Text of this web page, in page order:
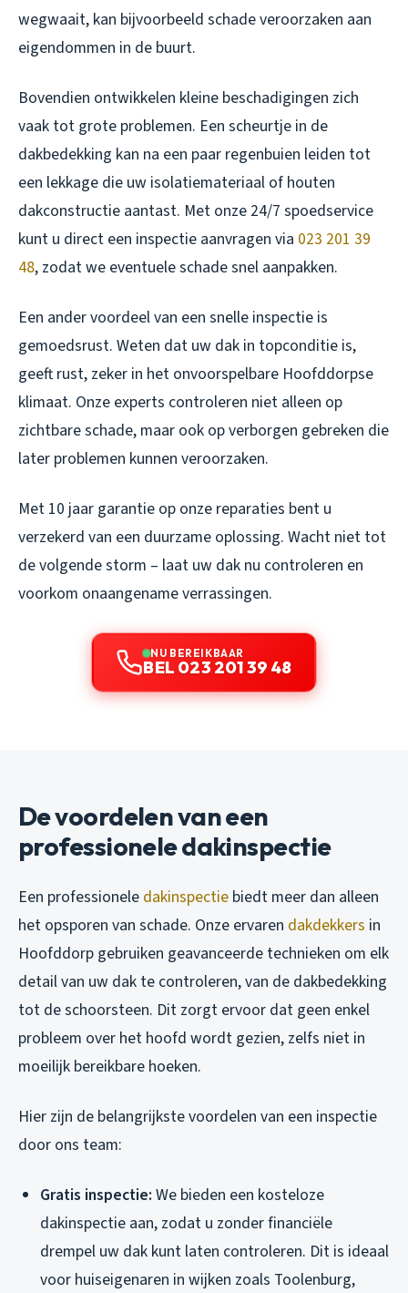
wegwaait, kan bijvoorbeeld schade veroorzaken aan
eigendommen in de buurt.
Bovendien ontwikkelen kleine beschadigingen zich
vaak tot grote problemen. Een scheurtje in de
dakbedekking kan na een paar regenbuien leiden tot
een lekkage die uw isolatiemateriaal of houten
dakconstructie aantast. Met onze 24/7 spoedservice
kunt u direct een inspectie aanvragen via 023 201 39
48, zodat we eventuele schade snel aanpakken.
Een ander voordeel van een snelle inspectie is
gemoedsrust. Weten dat uw dak in topconditie is,
geeft rust, zeker in het onvoorspelbare Hoofddorpse
klimaat. Onze experts controleren niet alleen op
zichtbare schade, maar ook op verborgen gebreken die
later problemen kunnen veroorzaken.
Met 10 jaar garantie op onze reparaties bent u
verzekerd van een duurzame oplossing. Wacht niet tot
de volgende storm – laat uw dak nu controleren en
voorkom onaangename verrassingen.
NU BEREIKBAAR
BEL 023 201 39 48
De voordelen van een
professionele dakinspectie
Een professionele dakinspectie biedt meer dan alleen
het opsporen van schade. Onze ervaren dakdekkers in
Hoofddorp gebruiken geavanceerde technieken om elk
detail van uw dak te controleren, van de dakbedekking
tot de schoorsteen. Dit zorgt ervoor dat geen enkel
probleem over het hoofd wordt gezien, zelfs niet in
moeilijk bereikbare hoeken.
Hier zijn de belangrijkste voordelen van een inspectie
door ons team:
Gratis inspectie: We bieden een kosteloze
dakinspectie aan, zodat u zonder financiële
drempel uw dak kunt laten controleren. Dit is ideaal
voor huiseigenaren in wijken zoals Toolenburg,